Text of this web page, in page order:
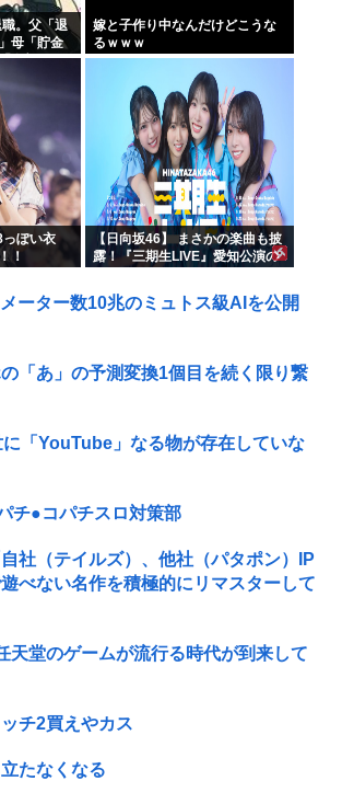
。父「退
母「貯金
全部なく
外の返事
嫁と子作り中なんだけどこうな
るｗｗｗ
ぽい衣
！
【日向坂46】 まさかの楽曲も披
露！『三期生LIVE』愛知公演の
ーター数10兆のミュトス級AIを公開
「あ」の予測変換1個目を続く限り繋
「YouTube」なる物が存在していな
チ●コパチスロ対策部
社（テイルズ）、他社（パタポン）IP
べない名作を積極的にリマスターして
天堂のゲームが流行る時代が到来して
チ2買えやカス
たなくなる